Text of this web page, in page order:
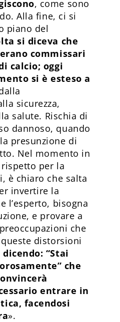
, come sono
Alla fine, ci si
piano del
si diceva che
commissari
calcio; oggi
si è esteso a
sicurezza,
salute. Rischia di
dannoso, quando
presunzione di
Nel momento in
per la
è chiaro che salta
invertire la
l’esperto, bisogna
e provare a
che
distorsioni
dicendo: “Stai
che
entrare in
facendosi
».